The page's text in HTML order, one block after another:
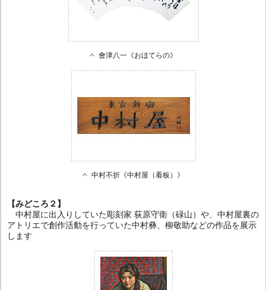
會津八一《おほてらの》
中村不折《中村屋（看板）》
【みどころ２】
中村屋に出入りしていた彫刻家 荻原守衛（碌山）や、中村屋裏の
アトリエで創作活動を行っていた中村彝、柳敬助などの作品を展示
します